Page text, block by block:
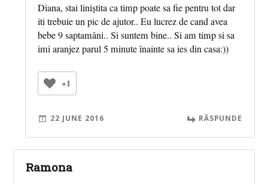
Diana, stai liniștita ca timp poate sa fie pentru tot dar
iti trebuie un pic de ajutor.. Eu lucrez de cand avea
bebe 9 saptamâni.. Si suntem bine.. Si am timp si sa
imi aranjez parul 5 minute înainte sa ies din casa:))
+1
22 JUNE 2016 RĂSPUNDE
Ramona